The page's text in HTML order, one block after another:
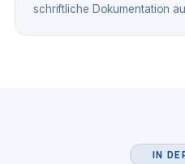
schriftliche Dokumentation
IN